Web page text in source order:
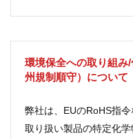
環境保全への取り組み
州規制順守）について
弊社は、EUのRoHS指
取り扱い製品の特定化